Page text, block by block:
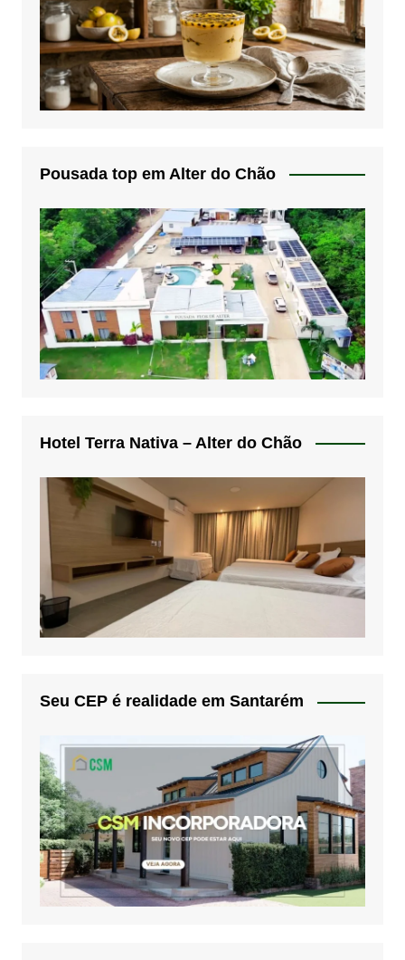
Pousada top em Alter do Chão
Hotel Terra Nativa – Alter do Chão
Seu CEP é realidade em Santarém